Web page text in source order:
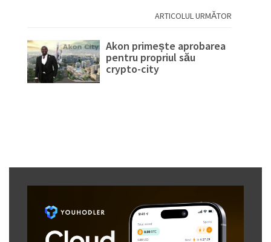
ARTICOLUL URMĂTOR
Akon primește aprobarea
pentru propriul său
crypto-city